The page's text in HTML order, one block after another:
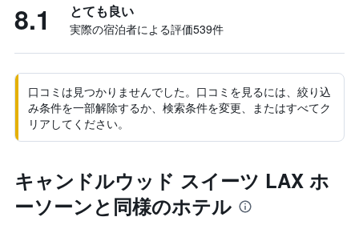
8.1 とても良い
実際の宿泊者による評価539​件
口コミは見つかりませんでした。口コミを見るには、絞り込
み条件を一部解除するか、検索条件を変更、またはすべてク
リアしてください。
キャンドルウッド スイーツ LAX ホ
ーソーンと同様のホテル